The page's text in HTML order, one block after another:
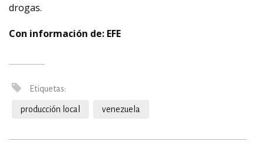
drogas.
Con información de: EFE
Etiquetas:
producción local venezuela